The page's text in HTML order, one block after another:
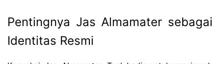
Pentingnya Jas Almamater sebagai
Identitas Resmi